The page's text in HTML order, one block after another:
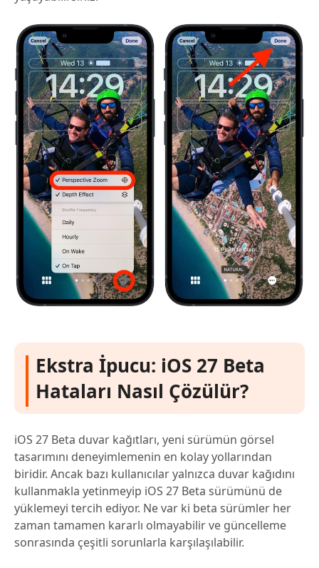
Ekstra İpucu: iOS 27 Beta
Hataları Nasıl Çözülür?
iOS 27 Beta duvar kağıtları, yeni sürümün görsel
tasarımını deneyimlemenin en kolay yollarından
biridir. Ancak bazı kullanıcılar yalnızca duvar kağıdını
kullanmakla yetinmeyip iOS 27 Beta sürümünü de
yüklemeyi tercih ediyor. Ne var ki beta sürümler her
zaman tamamen kararlı olmayabilir ve güncelleme
sonrasında çeşitli sorunlarla karşılaşılabilir.